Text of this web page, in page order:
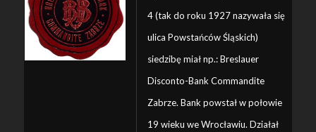
4 (tak do roku 1927 nazywała się
ulica Powstańców Śląskich)
siedzibę miał np.: Breslauer
Disconto-Bank Commandite
Zabrze. Bank powstał w połowie
19 wieku we Wrocławiu. Działał